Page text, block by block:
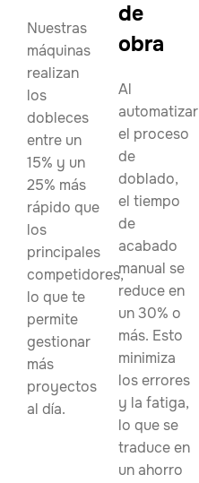
Nuestras
máquinas
realizan
los
dobleces
entre un
15% y un
25% más
rápido que
los
principales
competidores,
lo que te
permite
gestionar
más
proyectos
al día.
de
obra
Al
automatizar
el proceso
de
doblado,
el tiempo
de
acabado
manual se
reduce en
un 30% o
más. Esto
minimiza
los errores
y la fatiga,
lo que se
traduce en
un ahorro